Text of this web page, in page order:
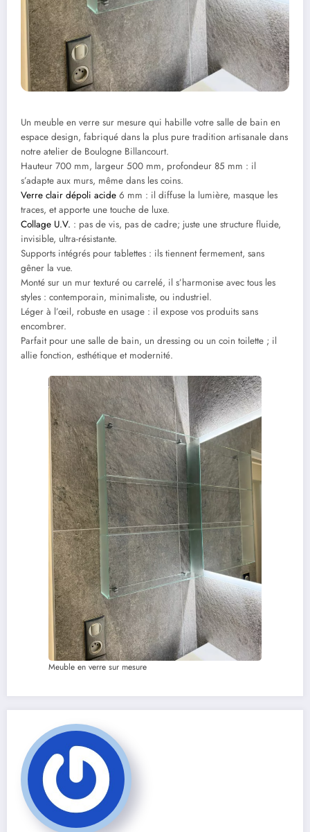
Un meuble en verre sur mesure qui habille votre salle de bain en
espace design, fabriqué dans la plus pure tradition artisanale dans
notre atelier de Boulogne Billancourt.
Hauteur 700 mm, largeur 500 mm, profondeur 85 mm : il
s’adapte aux murs, même dans les coins.
Verre clair dépoli acide 6 mm : il diffuse la lumière, masque les
traces, et apporte une touche de luxe.
Collage U.V. : pas de vis, pas de cadre; juste une structure fluide,
invisible, ultra-résistante.
Supports intégrés pour tablettes : ils tiennent fermement, sans
gêner la vue.
Monté sur un mur texturé ou carrelé, il s’harmonise avec tous les
styles : contemporain, minimaliste, ou industriel.
Léger à l’œil, robuste en usage : il expose vos produits sans
encombrer.
Parfait pour une salle de bain, un dressing ou un coin toilette ; il
allie fonction, esthétique et modernité.
Meuble en verre sur mesure